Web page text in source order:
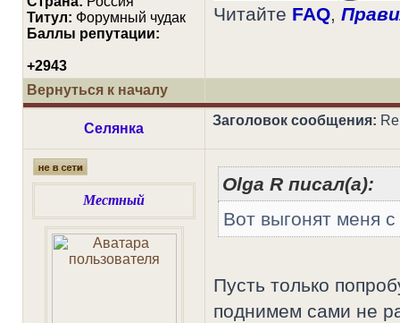
Титул: Форумный чудак
Баллы репутации:
+2943
Читайте FAQ,
Вернуться к началу
Селянка
Заголовок сообщения:
Местный
Olga R писал(а):
Вот выгонят меня
Пусть только
поднимем сами не